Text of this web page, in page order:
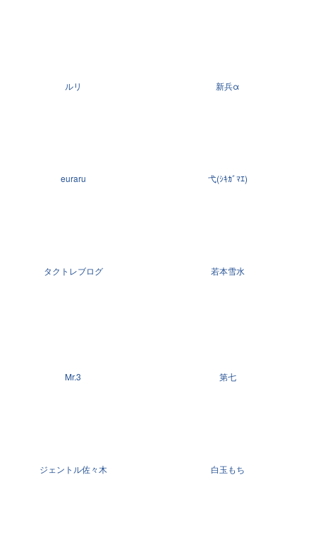
ルリ 新兵α
euraru 弋(ｼｷｶﾞﾏｴ)
タクトレブログ 若本雪水
Mr.3 第七
ジェントル佐々木 白玉もち